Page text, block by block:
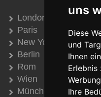
uns
Diese
und
Ihnen
Erlebnis
Ihre
London
Paris
New York
Berlin
Rom
Wien
München